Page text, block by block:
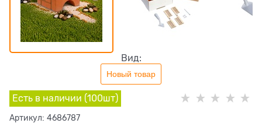
Вид:
Новый товар
Есть в наличии (100шт)
Артикул: 4686787